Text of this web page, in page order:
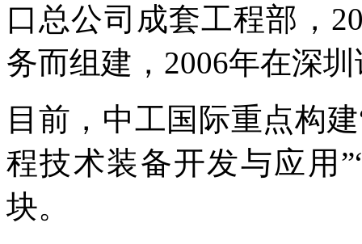
口总公司成套工程部，
务而组建，2006年在深
目前，中工国际重点构
程技术装备开发与应用
块。